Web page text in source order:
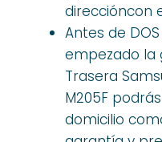
direccióncon
Antes de
empezado la
Trasera
M205F
domicilio